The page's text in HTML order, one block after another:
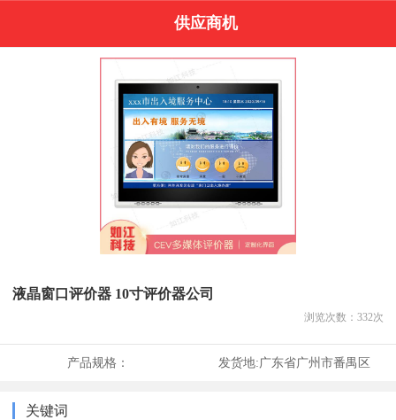
供应商机
液晶窗口评价器 10寸评价器公司
浏览次数： 332次
产品规格： 发货地:广东省广州市番禺区
关键词